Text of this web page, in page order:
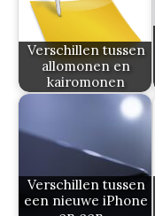
Verschillen tussen
allomonen en
kairomonen
Verschillen tussen
een nieuwe iPhone